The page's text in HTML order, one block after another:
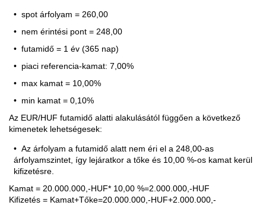
spot árfolyam = 260,00
nem érintési pont = 248,00
futamidő = 1 év (365 nap)
piaci referencia-kamat: 7,00%
max kamat = 10,00%
min kamat = 0,10%
Az EUR/HUF futamidő alatti alakulásától függően a következő
kimenetek lehetségesek:
Az árfolyam a futamidő alatt nem éri el a 248,00-as
árfolyamszintet, így lejáratkor a tőke és 10,00 %-os kamat kerül
kifizetésre.
Kamat = 20.000.000,-HUF* 10,00 %=2.000.000,-HUF
Kifizetés = Kamat+Tőke=20.000.000,-HUF+2.000.000,-